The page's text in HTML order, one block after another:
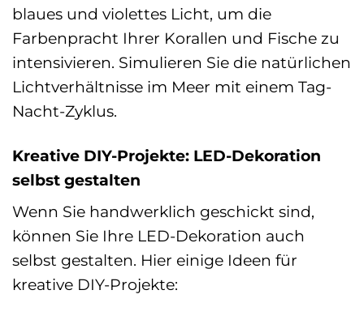
blaues und violettes Licht, um die
Farbenpracht Ihrer Korallen und Fische zu
intensivieren. Simulieren Sie die natürlichen
Lichtverhältnisse im Meer mit einem Tag-
Nacht-Zyklus.
Kreative DIY-Projekte: LED-Dekoration
selbst gestalten
Wenn Sie handwerklich geschickt sind,
können Sie Ihre LED-Dekoration auch
selbst gestalten. Hier einige Ideen für
kreative DIY-Projekte: